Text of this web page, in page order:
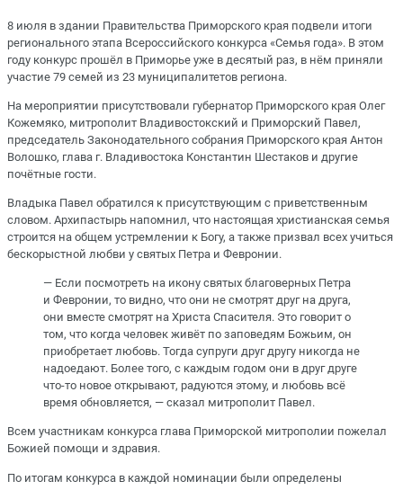
8 июля в здании Правительства Приморского края подвели итоги
регионального этапа Всероссийского конкурса «Семья года». В этом
году конкурс прошёл в Приморье уже в десятый раз, в нём приняли
участие 79 семей из 23 муниципалитетов региона.
На мероприятии присутствовали губернатор Приморского края Олег
Кожемяко, митрополит Владивостокский и Приморский Павел,
председатель Законодательного собрания Приморского края Антон
Волошко, глава г. Владивостока Константин Шестаков и другие
почётные гости.
Владыка Павел обратился к присутствующим с приветственным
словом. Архипастырь напомнил, что настоящая христианская семья
строится на общем устремлении к Богу, а также призвал всех учиться
бескорыстной любви у святых Петра и Февронии.
— Если посмотреть на икону святых благоверных Петра
и Февронии, то видно, что они не смотрят друг на друга,
они вместе смотрят на Христа Спасителя. Это говорит о
том, что когда человек живёт по заповедям Божьим, он
приобретает любовь. Тогда супруги друг другу никогда не
надоедают. Более того, с каждым годом они в друг друге
что-то новое открывают, радуются этому, и любовь всё
время обновляется, — сказал митрополит Павел.
Всем участникам конкурса глава Приморской митрополии пожелал
Божией помощи и здравия.
По итогам конкурса в каждой номинации были определены